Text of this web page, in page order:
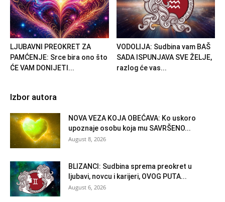
LJUBAVNI PREOKRET ZA
PAMĆENJE: Srce bira ono što
ĆE VAM DONIJETI...
VODOLIJA: Sudbina vam BAŠ
SADA ISPUNJAVA SVE ŽELJE,
razlog će vas...
Izbor autora
NOVA VEZA KOJA OBEĆAVA: Ko uskoro
upoznaje osobu koja mu SAVRŠENO...
August 8, 2026
BLIZANCI: Sudbina sprema preokret u
ljubavi, novcu i karijeri, OVOG PUTA...
August 6, 2026